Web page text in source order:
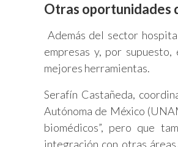
Otras oportunidades
Además del sector
empresas y, por
mejores herramientas.
Serafín Castañeda,
Autónoma de México
biomédicos”, pero que
integración con otras